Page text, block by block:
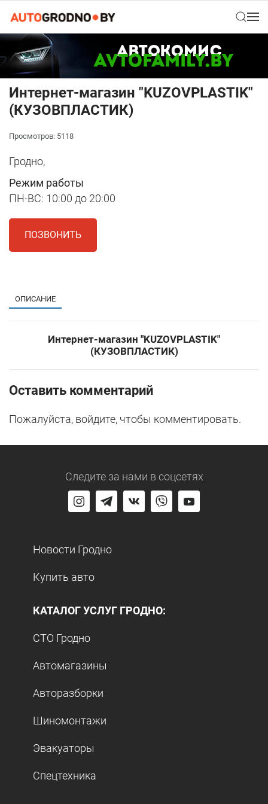
Интернет-магазин "KUZOVPLASTIK"
(КУЗОВПЛАСТИК)
Просмотров: 5118
Гродно,
Режим работы
ПН-ВС: 10:00 до 20:00
ПОЗВОНИТЬ
ОПИСАНИЕ
Интернет-магазин "KUZOVPLASTIK"
(КУЗОВПЛАСТИК)
Оставить комментарий
Пожалуйста, войдите, чтобы комментировать.
Следите за нами в соцсетях
Новости Гродно
Купить авто
КАТАЛОГ УСЛУГ ГРОДНО:
СТО Гродно
Автомагазины
Авторазборки
Шиномонтажи
Эвакуаторы
Спецтехника